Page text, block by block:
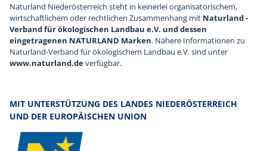
Naturland Niederösterreich steht in keinerlei organisatorischem,
wirtschaftlichem oder rechtlichen Zusammenhang mit Naturland -
Verband für ökologischen Landbau e.V. und dessen
eingetragenen NATURLAND Marken. Nähere Informationen zu
Naturland-Verband für ökologischem Landbau e.V. sind unter
www.naturland.deverfügbar.
MIT UNTERSTÜTZUNG DES LANDES NIEDERÖSTERREICH
UND DER EUROPÄISCHEN UNION